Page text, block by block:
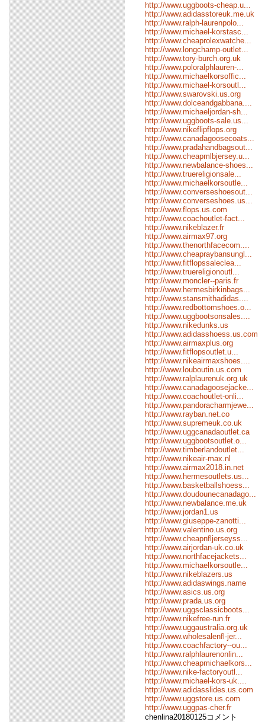
http://www.uggboots-cheap.u...
http://www.adidasstoreuk.me.uk
http://www.ralph-laurenpolo...
http://www.michael-korstasc...
http://www.cheaprolexwatche...
http://www.longchamp-outlet...
http://www.tory-burch.org.uk
http://www.poloralphlauren-...
http://www.michaelkorsoffic...
http://www.michael-korsoutl...
http://www.swarovski.us.org
http://www.dolceandgabbana....
http://www.michaeljordan-sh...
http://www.uggboots-sale.us...
http://www.nikeflipflops.org
http://www.canadagoosecoats...
http://www.pradahandbagsout...
http://www.cheapmlbjersey.u...
http://www.newbalance-shoes...
http://www.truereligionsale...
http://www.michaelkorsoutle...
http://www.converseshoesout...
http://www.converseshoes.us...
http://www.flops.us.com
http://www.coachoutlet-fact...
http://www.nikeblazer.fr
http://www.airmax97.org
http://www.thenorthfacecom....
http://www.cheapraybansungl...
http://www.fitflopssaleclea...
http://www.truereligionoutl...
http://www.moncler--paris.fr
http://www.hermesbirkinbags...
http://www.stansmithadidas....
http://www.redbottomshoes.o...
http://www.uggbootsonsales....
http://www.nikedunks.us
http://www.adidasshoess.us.com
http://www.airmaxplus.org
http://www.fitflopsoutlet.u...
http://www.nikeairmaxshoes....
http://www.louboutin.us.com
http://www.ralplaurenuk.org.uk
http://www.canadagoosejacke...
http://www.coachoutlet-onli...
http://www.pandoracharmjewe...
http://www.rayban.net.co
http://www.supremeuk.co.uk
http://www.uggcanadaoutlet.ca
http://www.uggbootsoutlet.o...
http://www.timberlandoutlet...
http://www.nikeair-max.nl
http://www.airmax2018.in.net
http://www.hermesoutlets.us...
http://www.basketballshoess...
http://www.doudounecanadago...
http://www.newbalance.me.uk
http://www.jordan1.us
http://www.giuseppe-zanotti...
http://www.valentino.us.org
http://www.cheapnfljerseyss...
http://www.airjordan-uk.co.uk
http://www.northfacejackets...
http://www.michaelkorsoutle...
http://www.nikeblazers.us
http://www.adidaswings.name
http://www.asics.us.org
http://www.prada.us.org
http://www.uggsclassicboots...
http://www.nikefree-run.fr
http://www.uggaustralia.org.uk
http://www.wholesalenfl-jer...
http://www.coachfactory--ou...
http://www.ralphlaurenonlin...
http://www.cheapmichaelkors...
http://www.nike-factoryoutl...
http://www.michael-kors-uk....
http://www.adidasslides.us.com
http://www.uggstore.us.com
http://www.uggpas-cher.fr
chenlina20180125コメント